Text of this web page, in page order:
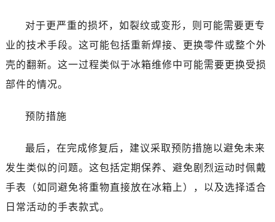
对于更严重的损坏，如裂纹或变形，则可能需要更专
业的技术手段。这可能包括重新焊接、更换零件或整个外
壳的翻新。这一过程类似于冰箱维修中可能需要更换受损
部件的情况。
预防措施
最后，在完成修复后，建议采取预防措施以避免未来
发生类似的问题。这包括定期保养、避免剧烈运动时佩戴
手表（如同避免将重物直接放在冰箱上），以及选择适合
日常活动的手表款式。